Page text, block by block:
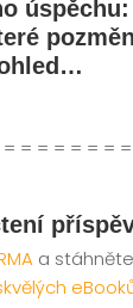
úspěchu:
= = = = = =
a